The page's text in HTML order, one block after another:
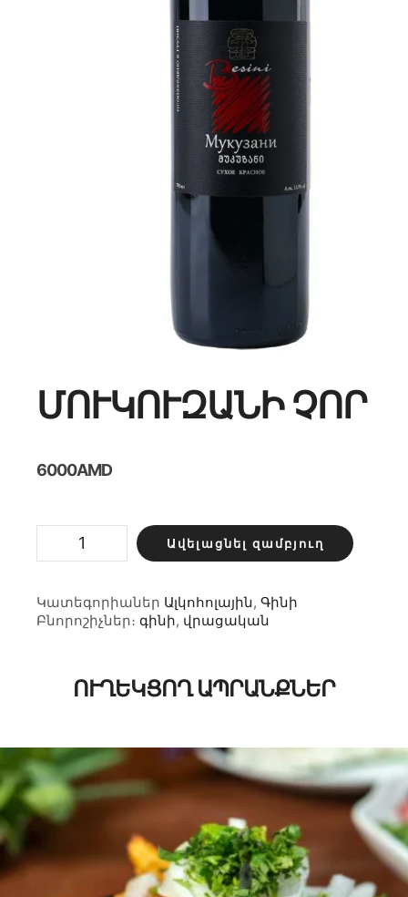
ՄՈՒԿՈՒԶԱՆԻ ՉՈՐ
6000AMD
Մուկուզանի
քանակ
Ավելացնել զամբյուղ
Կատեգորիաներ Ալկոհոլային, Գինի
Բնորոշիչներ։ գինի, վրացական
ՈՒՂԵԿՑՈՂ ԱՊՐԱՆՔՆԵՐ